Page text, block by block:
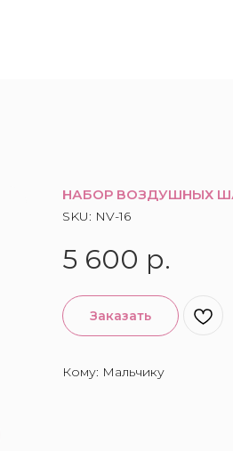
НАБОР ВОЗДУШНЫХ
SKU: NV-16
5 600 р.
Заказать
Кому: Мальчику